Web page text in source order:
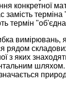
конкретної
замість
термін
вимірювань,
рядом
з яких
шляхом.